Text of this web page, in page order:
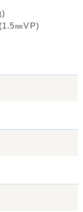
)
㎜VP)